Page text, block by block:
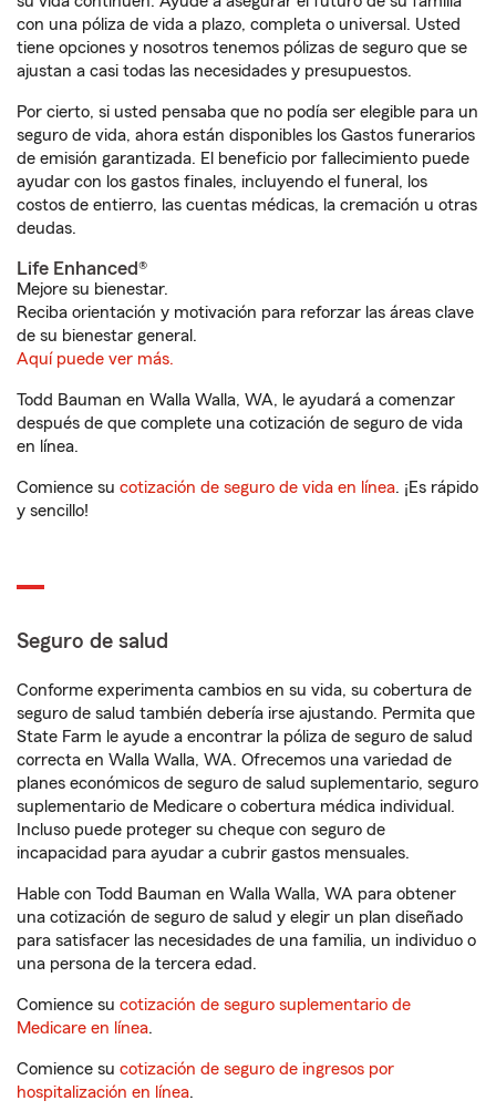
con una póliza de vida a plazo, completa o universal. Usted
tiene opciones y nosotros tenemos pólizas de seguro que se
ajustan a casi todas las necesidades y presupuestos.
Por cierto, si usted pensaba que no podía ser elegible para un
seguro de vida, ahora están disponibles los Gastos funerarios
de emisión garantizada. El beneficio por fallecimiento puede
ayudar con los gastos finales, incluyendo el funeral, los
costos de entierro, las cuentas médicas, la cremación u otras
deudas.
Life Enhanced®
Mejore su bienestar.
Reciba orientación y motivación para reforzar las áreas clave
de su bienestar general.
Aquí puede ver más.
Todd Bauman en Walla Walla, WA, le ayudará a comenzar
después de que complete una cotización de seguro de vida
en línea.
Comience su cotización de seguro de vida en línea. ¡Es rápido
y sencillo!
Seguro de salud
Conforme experimenta cambios en su vida, su cobertura de
seguro de salud también debería irse ajustando. Permita que
State Farm le ayude a encontrar la póliza de seguro de salud
correcta en Walla Walla, WA. Ofrecemos una variedad de
planes económicos de seguro de salud suplementario, seguro
suplementario de Medicare o cobertura médica individual.
Incluso puede proteger su cheque con seguro de
incapacidad para ayudar a cubrir gastos mensuales.
Hable con Todd Bauman en Walla Walla, WA para obtener
una cotización de seguro de salud y elegir un plan diseñado
para satisfacer las necesidades de una familia, un individuo o
una persona de la tercera edad.
Comience su cotización de seguro suplementario de
Medicare en línea.
Comience su cotización de seguro de ingresos por
hospitalización en línea.